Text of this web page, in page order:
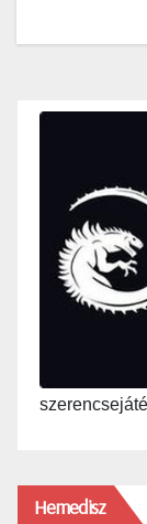
Hemedisz